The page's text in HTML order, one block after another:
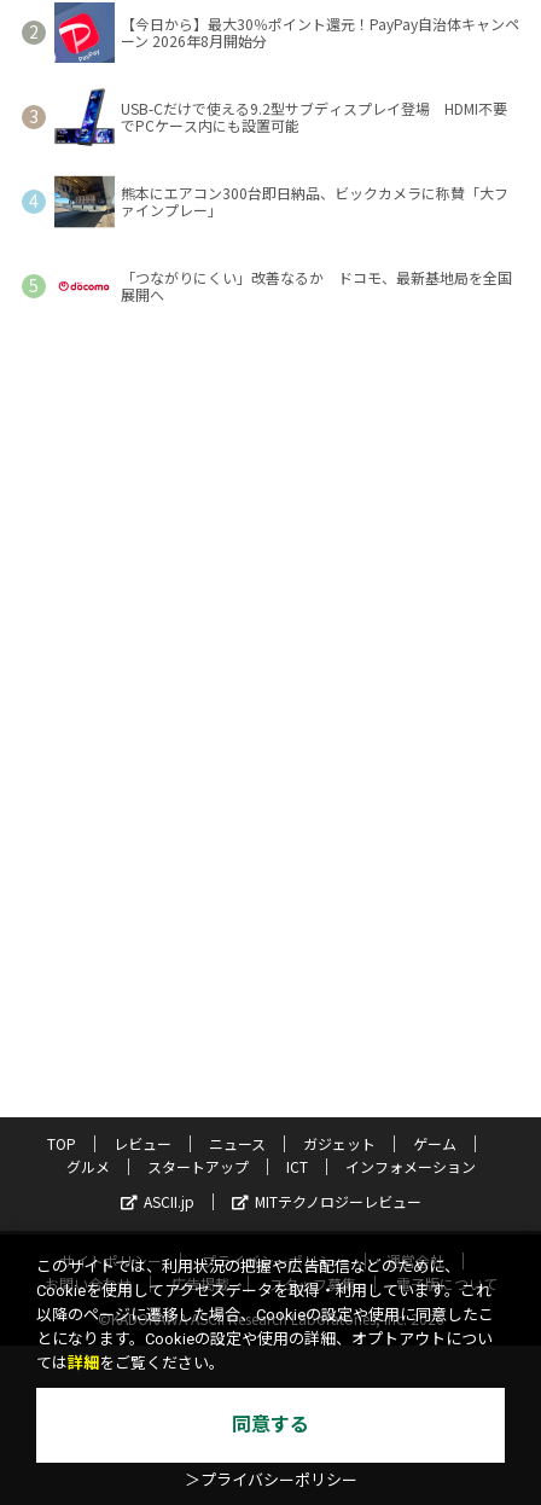
【今日から】最大30％ポイント還元！PayPay自治体キャンペ
ーン 2026年8月開始分
USB-Cだけで使える9.2型サブディスプレイ登場 HDMI不要
でPCケース内にも設置可能
熊本にエアコン300台即日納品、ビックカメラに称賛「大フ
ァインプレー」
「つながりにくい」改善なるか ドコモ、最新基地局を全国
展開へ
TOP レビュー ニュース ガジェット
ゲーム
グルメ
スタートアップ ICT
インフォメーション
ASCII.jp
MITテクノロジーレビュー
サイトポリシー プライバシーポリシー
運営会社
お問い合わせ
広告掲載 スタッフ募集
電子版について
©KADOKAWA ASCII Research Laboratories, Inc. 2026
このサイトでは、利用状況の把握や広告配信などのために、
Cookieを使用してアクセスデータを取得・利用しています。これ
以降のページに遷移した場合、Cookieの設定や使用に同意したこ
とになります。Cookieの設定や使用の詳細、オプトアウトについ
ては詳細 をご覧ください。
同意する
＞プライバシーポリシー